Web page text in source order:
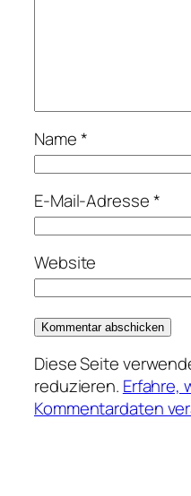
Name*
E-Mail-Adresse*
Website
Diese Seite
reduzieren. Erfahre,
Kommentardaten